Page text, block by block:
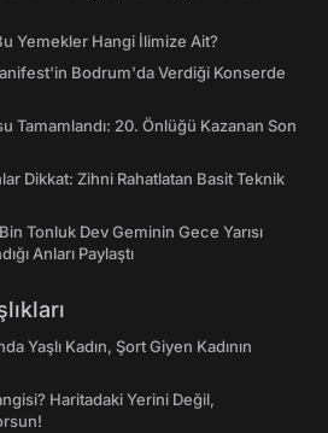
Yemekler Hangi İlimize Ait?
Bodrum'da Verdiği Konserde
Tamamlandı: 20. Önlüğü Kazanan Son
Dikkat: Zihni Rahatlatan Basit Teknik
Tonluk Dev Geminin Gece Yarısı
Anları Paylaştı
Yaşlı Kadın, Şort Giyen Kadının
Haritadaki Yerini Değil,